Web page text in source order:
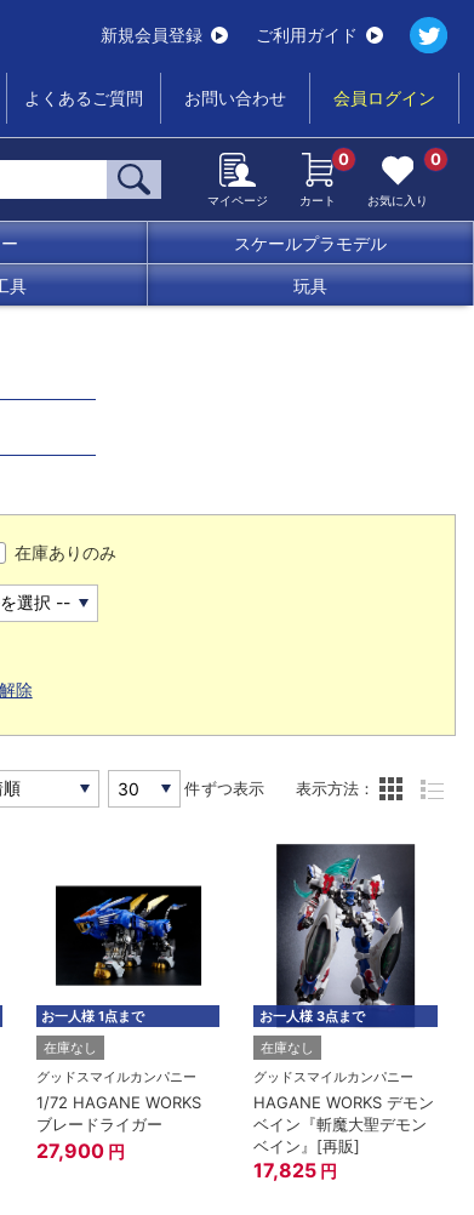
新規会員登録 ご利用ガイド
よくあるご質問 お問い合わせ 会員ログイン
マイページ カート
0
お気に入り
0
スケールプラモデル
具 玩具
在庫ありのみ
除
件ずつ表示 表示方法：
お一人様 1点まで
在庫なし
グッドスマイルカンパニー
1/72 HAGANE WORKS
ブレードライガー
27,900 円
お一人様 3点まで
在庫なし
グッドスマイルカンパニー
HAGANE WORKS デモン
ベイン『斬魔大聖デモン
ベイン』[再販]
17,825 円